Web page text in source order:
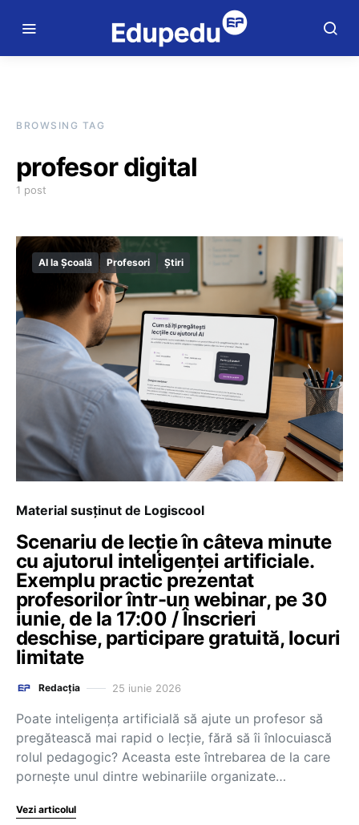
BROWSING TAG
profesor digital
1 post
AI la Școală Profesori Știri
Material susținut de Logiscool
Scenariu de lecție în câteva minute
cu ajutorul inteligenței artificiale.
Exemplu practic prezentat
profesorilor într-un webinar, pe 30
iunie, de la 17:00 / Înscrieri
deschise, participare gratuită, locuri
limitate
Redacția 25 iunie 2026
Poate inteligența artificială să ajute un profesor să
pregătească mai rapid o lecție, fără să îi înlocuiască
rolul pedagogic? Aceasta este întrebarea de la care
pornește unul dintre webinariile organizate…
Vezi articolul